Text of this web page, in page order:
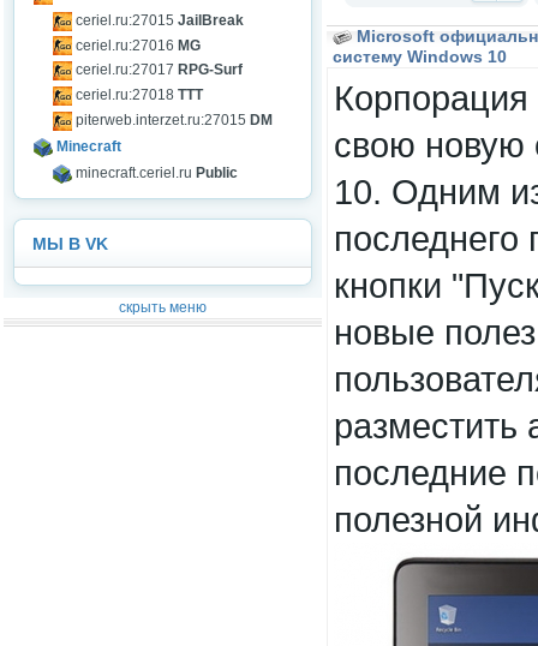
ceriel.ru:27015 JailBreak
ceriel.ru:27016 MG
ceriel.ru:27017 RPG-Surf
ceriel.ru:27018 TTT
piterweb.interzet.ru:27015 DM
Minecraft
minecraft.ceriel.ru Public
МЫ В VK
скрыть меню
ад
ред
Microsoft
систему Windows 10
свою новую
10. Одним
последнего
кнопки
новые
разместить
последние
полезной